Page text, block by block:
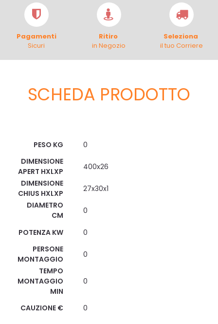
Pagamenti
Sicuri
Ritiro
in Negozio
Seleziona
il tuo Corriere
SCHEDA PRODOTTO
PESO KG
0
DIMENSIONE
APERT HXLXP
400x26
DIMENSIONE
CHIUS HXLXP
27x30x1
DIAMETRO
CM
0
POTENZA KW
0
PERSONE
MONTAGGIO
0
TEMPO
MONTAGGIO
MIN
0
CAUZIONE € 0